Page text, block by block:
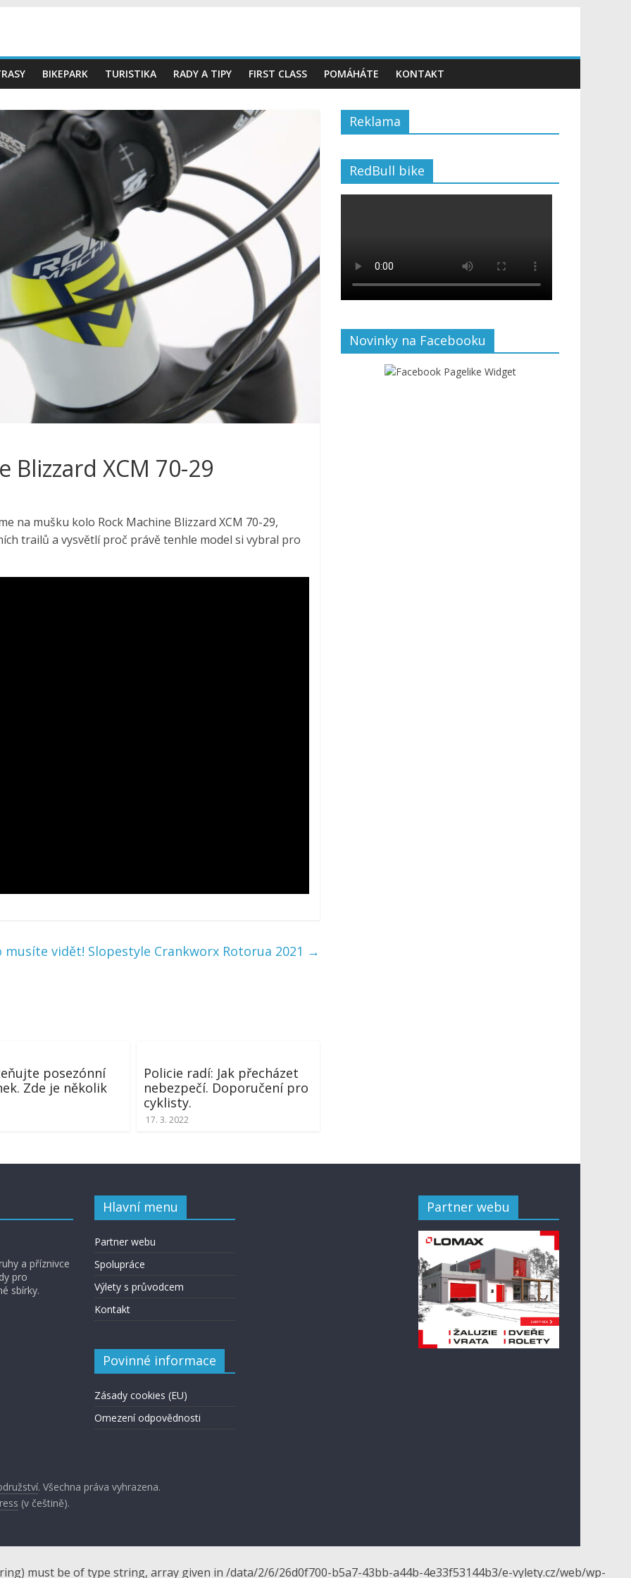
BIKEPARK TURISTIKA RADY A TIPY FIRST CLASS POMÁHÁTE KONTAKT
Blizzard XCM 70-29
na mušku kolo Rock Machine Blizzard XCM 70-29,
trailů a vysvětlí proč právě tenhle model si vybral pro
musíte vidět! Slopestyle Crankworx Rotorua 2021 →
posezónní
Zde je několik
Policie radí: Jak přecházet
nebezpečí. Doporučení pro
cyklisty.
17. 3. 2022
Reklama
RedBull bike
Novinky na Facebooku
a příznivce
pro
sbírky.
Hlavní menu
Partner webu
Spolupráce
Výlety s průvodcem
Kontakt
Povinné informace
Zásady cookies (EU)
Omezení odpovědnosti
Partner webu
. Všechna práva vyhrazena.
(v češtině).
must be of type string, array given in /data/2/6/26d0f700-b5a7-43bb-a44b-4e33f53144b3/e-vylety.cz/web/wp-